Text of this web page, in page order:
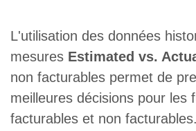
L'utilisation des données
mesures Estimated vs.
non facturables permet de
meilleures décisions pour les
facturables et non